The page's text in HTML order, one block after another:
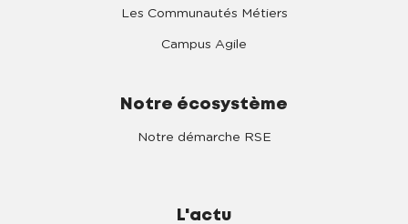
Les Communautés Métiers
Campus Agile
Notre écosystème
Notre démarche RSE
L'actu